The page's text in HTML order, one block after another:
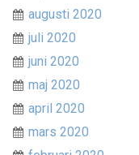
augusti 2020
juli 2020
juni 2020
maj 2020
april 2020
mars 2020